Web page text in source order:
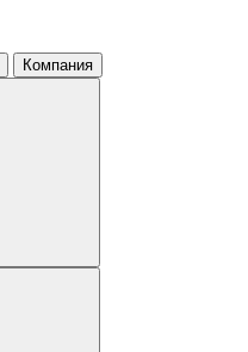
Компания